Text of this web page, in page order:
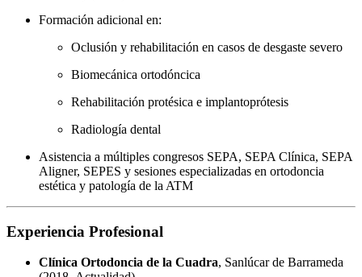
Formación adicional en:
Oclusión y rehabilitación en casos de desgaste severo
Biomecánica ortodóncica
Rehabilitación protésica e implantoprótesis
Radiología dental
Asistencia a múltiples congresos SEPA, SEPA Clínica, SEPA
Aligner, SEPES y sesiones especializadas en ortodoncia
estética y patología de la ATM
Experiencia Profesional
Clínica Ortodoncia de la Cuadra, Sanlúcar de Barrameda